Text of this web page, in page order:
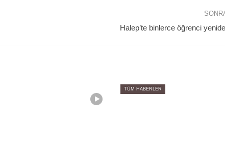
Halep’te binlerce öğrenci
TÜM HABERLER